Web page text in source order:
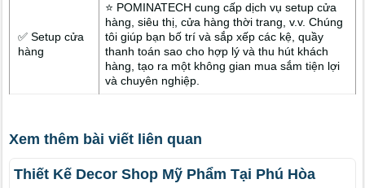
✅ Setup cửa
hàng
⭐ POMINATECH cung cấp dịch vụ setup cửa
hàng, siêu thị, cửa hàng thời trang, v.v. Chúng
tôi giúp bạn bố trí và sắp xếp các kệ, quầy
thanh toán sao cho hợp lý và thu hút khách
hàng, tạo ra một không gian mua sắm tiện lợi
và chuyên nghiệp.
Xem thêm bài viết liên quan
Thiết Kế Decor Shop Mỹ Phẩm Tại Phú Hòa